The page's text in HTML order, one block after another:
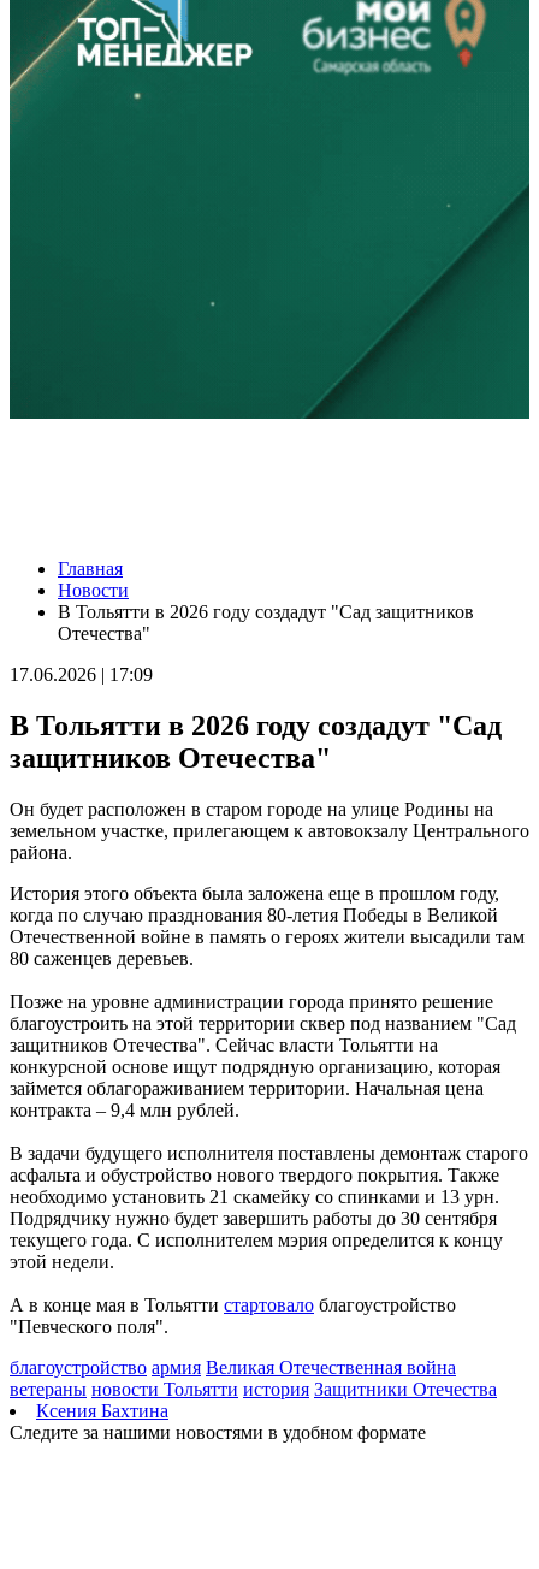
Губернатор Вячеслав Федорищев и первый заместитель
председателя Комитета Госдумы по бюджету и налогам
Леонид Симановский обсудили перспективное развитие
Самарского региона
В поселке Курумоч 6 августа столкнулись два автомобиля
Новый облик двора на Молодогвардейской: горожане
обсудили дальнейшее благоустройство
06.08.2026 | 21:41
состав 76-й дивизии ПВО с присвоением звания
"Гвардейской"
06.08.2026 | 21:01
исполнение бюджета региона за первое полугодие
06.08.2026 | 20:14
Ремонт улицы XXII Партсъезда в Самаре подходит к
завершению
В Отрадненской больнице после капремонта открылся
обновленный терапевтический корпус
06.08.2026 | 18:53
В Жигулевске почти 200 человек проверились на рак кожи
06.08.2026 | 18:46
В Самарской области прошло первое заседание Экспертного
06.08.2026 | 18:26
Тольяттинцев 6 августа приглашают посмотреть кино под
звездами
06.08.2026 | 17:56
16-летний подросток восстанавливается в больнице после
налета БПЛА
На судоремонтном заводе Самары заложили кили двух новых
пассажирских судов
Жителей Тольятти приглашают на набережную на шоу-
вечеринку
06.08.2026 | 17:23
Стало известно, на каких улицах Самары постригли газоны 6
Главная
Новости
В Тольятти в 2026 году создадут "Сад защитников
Отечества"
17.06.2026 | 17:09
В Тольятти в 2026 году создадут "Сад
защитников Отечества"
Он будет расположен в старом городе на улице Родины на
земельном участке, прилегающем к автовокзалу Центрального
района.
История этого объекта была заложена еще в прошлом году,
когда по случаю празднования 80-летия Победы в Великой
Отечественной войне в память о героях жители высадили там
80 саженцев деревьев.
Позже на уровне администрации города принято решение
благоустроить на этой территории сквер под названием "Сад
защитников Отечества". Сейчас власти Тольятти на
конкурсной основе ищут подрядную организацию, которая
займется облагораживанием территории. Начальная цена
контракта – 9,4 млн рублей.
В задачи будущего исполнителя поставлены демонтаж старого
асфальта и обустройство нового твердого покрытия. Также
необходимо установить 21 скамейку со спинками и 13 урн.
Подрядчику нужно будет завершить работы до 30 сентября
текущего года. С исполнителем мэрия определится к концу
этой недели.
А в конце мая в Тольятти стартовало благоустройство
"Певческого поля".
благоустройство армия Великая Отечественная война
ветераны новости Тольятти история Защитники Отечества
Ксения Бахтина
Следите за нашими новостями в удобном формате